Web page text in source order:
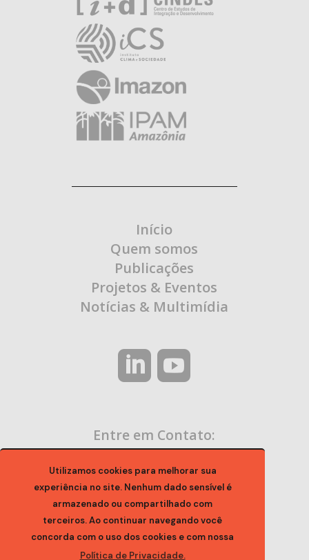
Utilizamos cookies para melhorar sua
experiência no site. Nenhum dado sensível é
armazenado ou compartilhado com
terceiros. Ao continuar navegando você
concorda com o uso dos cookies e com nossa
Política de Privacidade.
Início
Quem somos
Publicações
Projetos & Eventos
Notícias & Multimídia
Entre em Contato: